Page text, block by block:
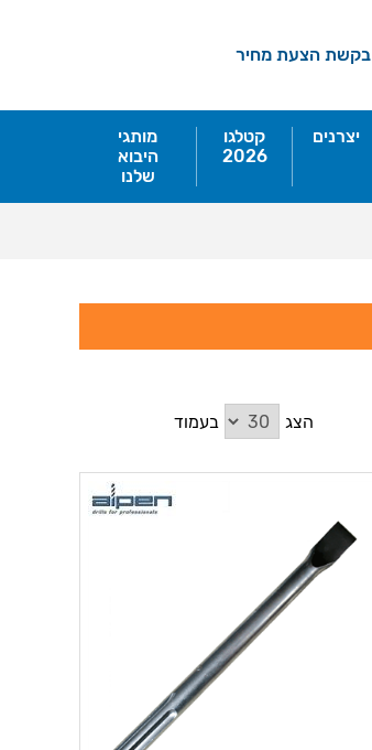
בקשת הצעת מחיר
יצרנים
קטלגו
2026
מותגי
היבוא
שלנו
הצג בעמוד